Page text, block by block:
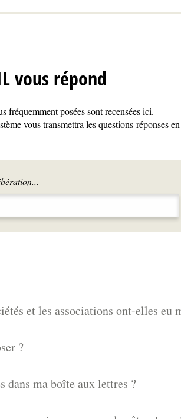
vous répond
fréquemment posées sont recensées ici.
vous transmettra les questions-réponses
et les associations ont-elles eu
?
dans ma boîte aux lettres ?